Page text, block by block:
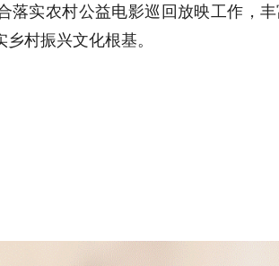
落实农村公益电影巡回放映工作，
村振兴文化根基。